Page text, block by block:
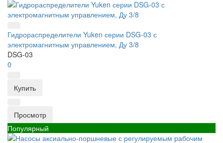
Гидрораспределители Yuken серии DSG-03 с
электромагнитным управлением, Ду 3/8
DSG-03
0
Купить
Просмотр
Популярный